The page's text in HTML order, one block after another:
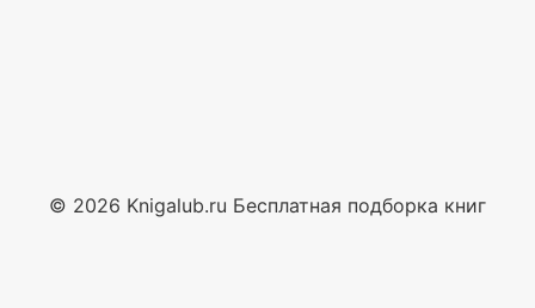
© 2026 Knigalub.ru Бесплатная подборка книг